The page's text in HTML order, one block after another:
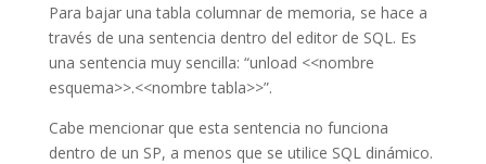
Para bajar una tabla columnar de memoria, se hace a
través de una sentencia dentro del editor de SQL. Es
una sentencia muy sencilla: “unload <<nombre
esquema>>.<<nombre tabla>>”.
Cabe mencionar que esta sentencia no funciona
dentro de un SP, a menos que se utilice SQL dinámico.